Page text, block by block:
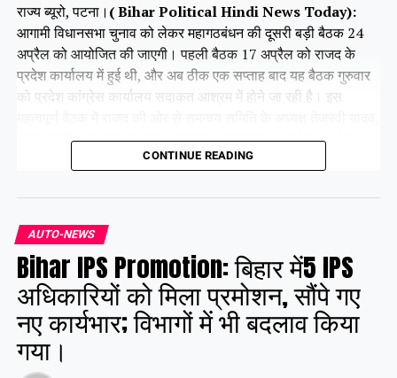
राज्य ब्यूरो, पटना। ( Bihar Political Hindi News Today):
आगामी विधानसभा चुनाव को लेकर महागठबंधन की दूसरी बड़ी बैठक 24
अप्रैल को आयोजित की जाएगी। पहली बैठक 17 अप्रैल को राजद के
प्रदेश कार्यालय में हुई थी, और अब ठीक एक सप्ताह बाद यह बैठक गुरुवार
को प्रदेश कांग्रेस कार्यालय सदाकत आश्रम में होने जा रही है। इस
कांग्रेस की ओर से राजेश राम और कृष्णा अल्लावारू, वीआईपी के मुकेश
सहनी और वाम दलों के प्रमुख नेता भाग लेंगे।
Share this:
Facebook X
Like this:
CONTINUE READING
AUTO-NEWS
Bihar IPS Promotion: बिहार में5 IPS
अधिकारियों को मिला प्रमोशन, सौंपे गए
नए कार्यभार; विभागों में भी बदलाव किया
गया।